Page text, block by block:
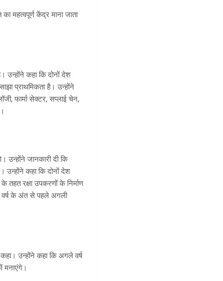
महत्वपूर्ण केंद्र माना जाता
कहा कि दोनों देश
प्राथमिकता है। उन्होंने
फार्मा सेक्टर, सप्लाई चेन,
उन्होंने जानकारी दी कि
उन्होंने कहा कि दोनों देश
तहत रक्षा उपकरणों के निर्माण
वर्ष के अंत से पहले अगली
कहा। उन्होंने कहा कि अगले वर्ष
मनाएंगे।